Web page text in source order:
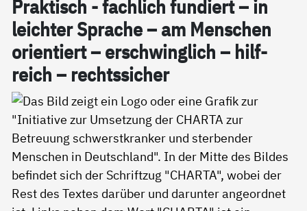
Prak­tisch - fach­lich fun­diert – in
leich­ter Spra­che – am Men­schen
ori­en­tiert – er­schwing­lich – hil­f­
reich – rechts­si­cher